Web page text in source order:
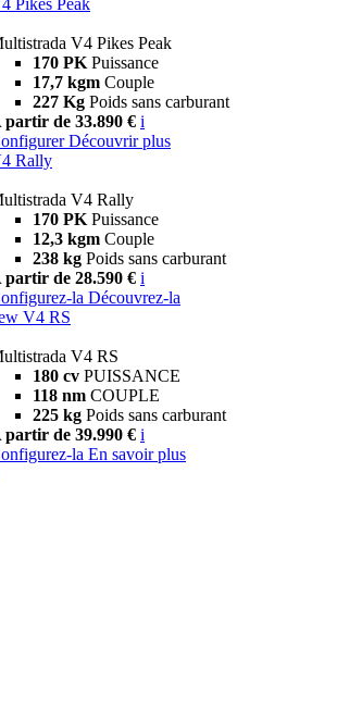
V4 Pikes Peak
170 PK Puissance
17,7 kgm Couple
227 Kg Poids sans carburant
partir de 33.890 € i
Découvrir plus
Rally
V4 Rally
170 PK Puissance
12,3 kgm Couple
238 kg Poids sans carburant
partir de 28.590 € i
la Découvrez-la
V4 RS
V4 RS
180 cv PUISSANCE
118 nm COUPLE
225 kg Poids sans carburant
partir de 39.990 € i
la En savoir plus